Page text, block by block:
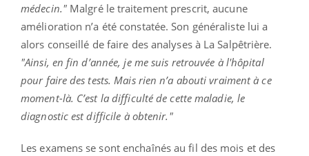
médecin." Malgré le traitement prescrit, aucune
amélioration n’a été constatée. Son généraliste lui a
alors conseillé de faire des analyses à La Salpêtrière.
"Ainsi, en fin d’année, je me suis retrouvée à l'hôpital
pour faire des tests. Mais rien n’a abouti vraiment à ce
moment-là. C’est la difficulté de cette maladie, le
diagnostic est difficile à obtenir."
Les examens se sont enchaînés au fil des mois et des